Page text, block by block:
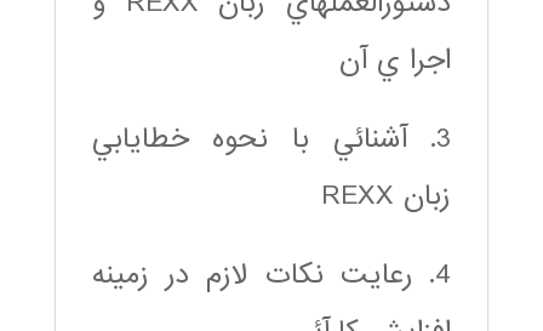
اجرا ي آن
3. آشنائي با نحوه خطايابي
زبان REXX
4. رعايت نكات لازم در زمينه